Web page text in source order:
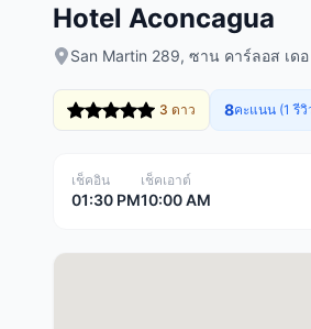
Hotel Aconcagua
San Martin 289, ซาน คาร์ลอส เด
3 ดาว 8คะแนน (1 รีวิ
เช็คอิน
01:30 PM
เช็คเอาต์
10:00 AM